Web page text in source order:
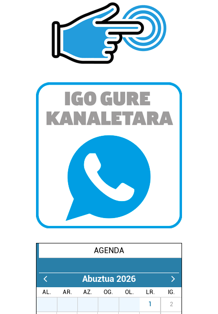
AGENDA
Abuztua 2026
AL. AR. AZ. OG. OL. LR.
IG.
1 2